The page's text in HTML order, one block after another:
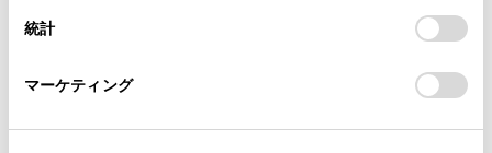
設定の変更、同意を撤回したりするにあたっては、当社の
「Cookie（クッキー）情報の取り扱いについて
」をご覧くだ
統計
マーケティング
チャットでお問い合わせ